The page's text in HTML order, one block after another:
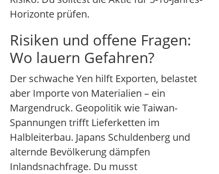
Horizonte prüfen.
Risiken und offene Fragen:
Wo lauern Gefahren?
Der schwache Yen hilft Exporten, belastet
aber Importe von Materialien – ein
Margendruck. Geopolitik wie Taiwan-
Spannungen trifft Lieferketten im
Halbleiterbau. Japans Schuldenberg und
alternde Bevölkerung dämpfen
Inlandsnachfrage. Du musst